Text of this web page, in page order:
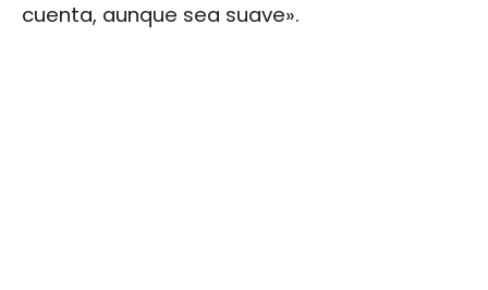
cuenta, aunque sea suave».